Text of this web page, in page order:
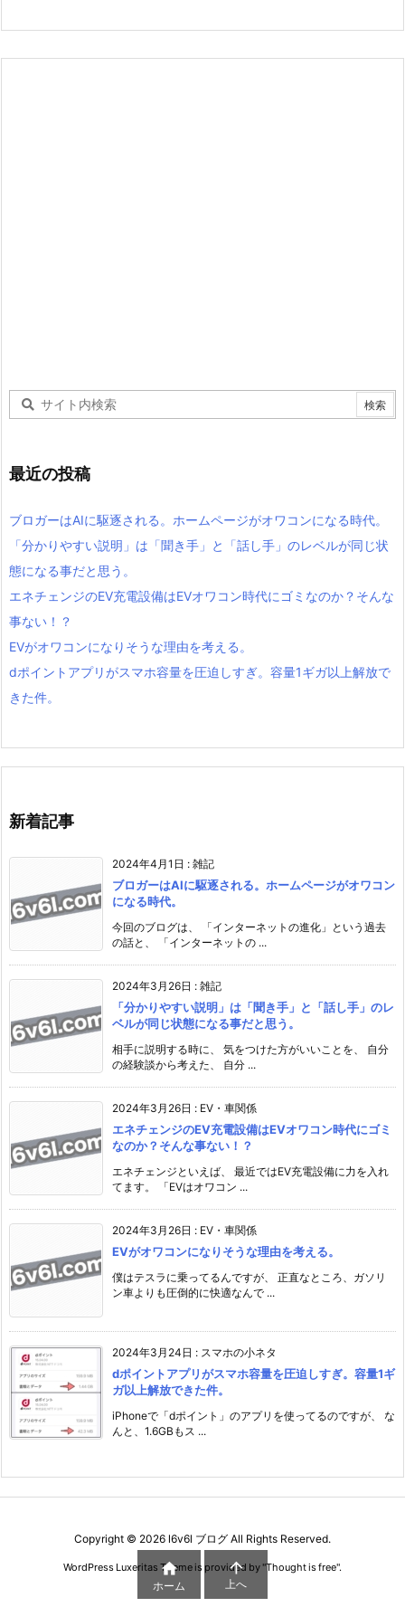
最近の投稿
ブロガーはAIに駆逐される。ホームページがオワコンになる時代。
「分かりやすい説明」は「聞き手」と「話し手」のレベルが同じ状
態になる事だと思う。
エネチェンジのEV充電設備はEVオワコン時代にゴミなのか？そんな
事ない！？
EVがオワコンになりそうな理由を考える。
dポイントアプリがスマホ容量を圧迫しすぎ。容量1ギガ以上解放で
きた件。
新着記事
2024年4月1日 : 雑記
ブロガーはAIに駆逐される。ホームページがオワコン
になる時代。
今回のブログは、 「インターネットの進化」という過去
の話と、 「インターネットの ...
2024年3月26日 : 雑記
「分かりやすい説明」は「聞き手」と「話し手」のレ
ベルが同じ状態になる事だと思う。
相手に説明する時に、 気をつけた方がいいことを、 自分
の経験談から考えた、 自分 ...
2024年3月26日 : EV・車関係
エネチェンジのEV充電設備はEVオワコン時代にゴミ
なのか？そんな事ない！？
エネチェンジといえば、 最近ではEV充電設備に力を入れ
てます。 「EVはオワコン ...
2024年3月26日 : EV・車関係
EVがオワコンになりそうな理由を考える。
僕はテスラに乗ってるんですが、 正直なところ、ガソリ
ン車よりも圧倒的に快適なんで ...
2024年3月24日 : スマホの小ネタ
dポイントアプリがスマホ容量を圧迫しすぎ。容量1ギ
ガ以上解放できた件。
iPhoneで「dポイント」のアプリを使ってるのですが、 な
んと、1.6GBもス ...
Copyright © 2026 l6v6l ブログ All Rights Reserved.
WordPress Luxeritas Theme is provided by "Thought is free".

ホーム

上へ